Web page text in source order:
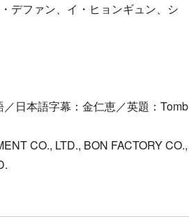
デファン、イ・ヒョンギュン、シ
日本語字幕：金仁恵／英題：Tomb
CO., LTD., BON FACTORY CO.,